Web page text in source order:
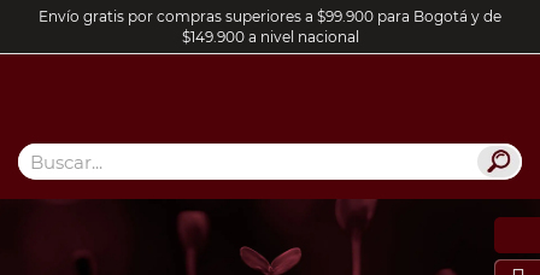
Envío gratis por compras superiores a $99.900 para Bogotá y de
$149.900 a nivel nacional